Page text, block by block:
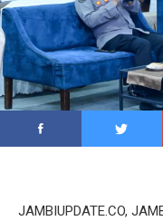
JAMBIUPDATE.CO,